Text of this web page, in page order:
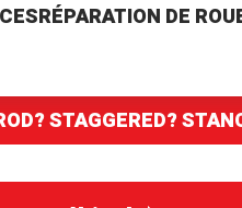
RÉPARATION DE
STAGGERED?